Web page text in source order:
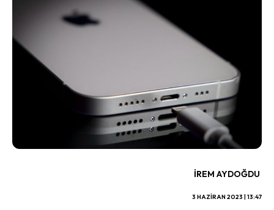
İREM AYDOĞDU
3 HAZIRAN 2023 | 13:47